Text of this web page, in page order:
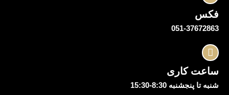
فکس
051-37672863
ساعت کاری
شنبه تا پنجشنبه 8:30-15:30